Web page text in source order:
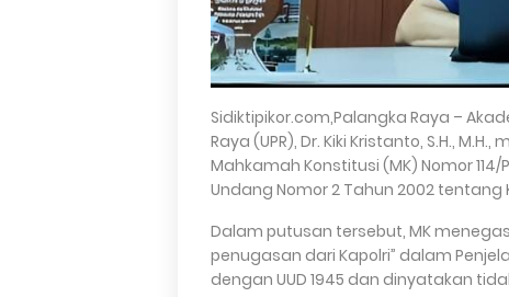
Sidiktipikor.com,Palangka Raya –
Raya (UPR), Dr. Kiki Kristanto, S.H.,
Mahkamah Konstitusi (MK) Nomor
Undang Nomor 2 Tahun 2002 tentang
Dalam putusan tersebut, MK
penugasan dari Kapolri” dalam
dengan UUD 1945 dan dinyatakan